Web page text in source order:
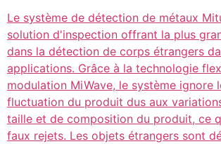
Le système de détection de métaux
solution d'inspection offrant la plus
dans la détection de corps étrangers
applications. Grâce à la technologie
modulation MiWave, le système ignore
fluctuation du produit dus aux
taille et de composition du produit, ce
faux rejets. Les objets étrangers sont